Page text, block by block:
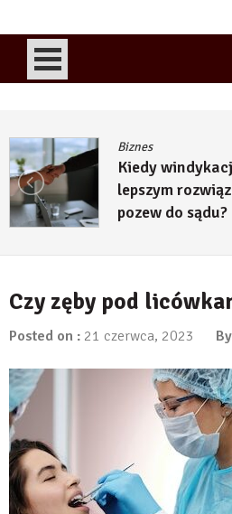
Biznes
Kiedy windykacja
lepszym
pozew do sądu?
Czy zęby pod
Posted on : 21 czerwca, 2023 By